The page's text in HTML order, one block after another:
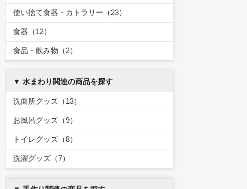
使い捨て食器・カトラリー（23）
食器（12）
食品・飲み物（2）
▼ 水まわり関連の商品を探す
洗面所グッズ（13）
お風呂グッズ（9）
トイレグッズ（8）
洗濯グッズ（7）